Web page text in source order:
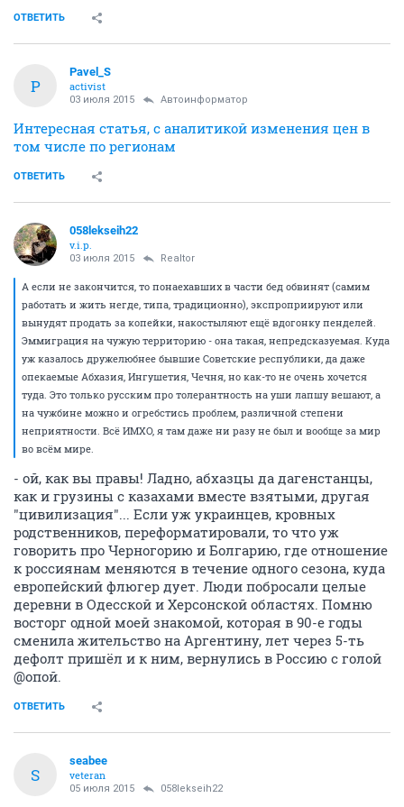
ОТВЕТИТЬ
P
Pavel_S
activist
03 июля 2015 Автоинформатор
Интересная статья, с аналитикой изменения цен в
том числе по регионам
ОТВЕТИТЬ
058lekseih22
v.i.p.
03 июля 2015 Realtor
А если не закончится, то понаехавших в части бед обвинят (самим
работать и жить негде, типа, традиционно), экспроприируют или
вынудят продать за копейки, накостыляют ещё вдогонку пенделей.
Эммиграция на чужую территорию - она такая, непредсказуемая. Куда
уж казалось дружелюбнее бывшие Советские республики, да даже
опекаемые Абхазия, Ингушетия, Чечня, но как-то не очень хочется
туда. Это только русским про толерантность на уши лапшу вешают, а
на чужбине можно и огребстись проблем, различной степени
неприятности. Всё ИМХО, я там даже ни разу не был и вообще за мир
во всём мире.
- ой, как вы правы! Ладно, абхазцы да дагенстанцы,
как и грузины с казахами вместе взятыми, другая
"цивилизация"... Если уж украинцев, кровных
родственников, переформатировали, то что уж
говорить про Черногорию и Болгарию, где отношение
к россиянам меняются в течение одного сезона, куда
европейский флюгер дует. Люди побросали целые
деревни в Одесской и Херсонской областях. Помню
восторг одной моей знакомой, которая в 90-е годы
сменила жительство на Аргентину, лет через 5-ть
дефолт пришёл и к ним, вернулись в Россию с голой
@опой.
ОТВЕТИТЬ
S
seabee
veteran
05 июля 2015 058lekseih22